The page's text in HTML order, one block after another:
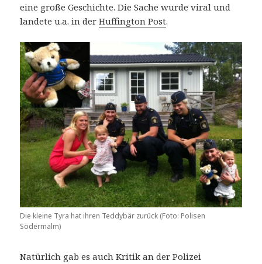
eine große Geschichte. Die Sache wurde viral und
landete u.a. in derHuffington Post.
Die kleine Tyra hat ihren Teddybär zurück (Foto: Polisen
Södermalm)
Natürlich gab es auch Kritik an der Polizei